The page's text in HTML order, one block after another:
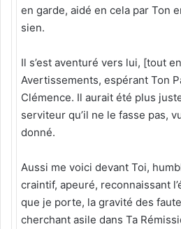
en garde, aidé en cela par Ton
sien.
Il s’est aventuré vers lui, [tout
Avertissements, espérant Ton
Clémence. Il aurait été plus
serviteur qu’il ne le fasse pas,
donné.
Aussi me voici devant Toi,
craintif, apeuré, reconnaissant
que je porte, la gravité des
cherchant asile dans Ta